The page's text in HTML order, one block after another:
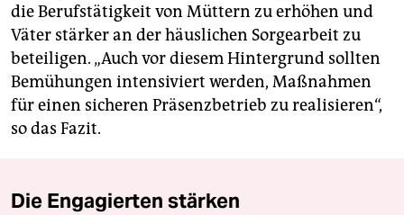
die Berufstätigkeit von Müttern zu erhöhen und
Väter stärker an der häuslichen Sorgearbeit zu
beteiligen. „Auch vor diesem Hintergrund sollten
Bemühungen intensiviert werden, Maßnahmen
für einen sicheren Präsenzbetrieb zu realisieren“,
so das Fazit.
Die Engagierten stärken